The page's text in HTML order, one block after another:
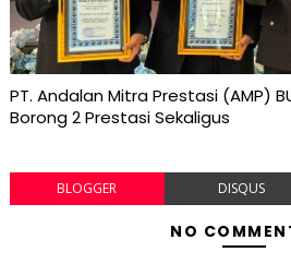
PT. Andalan Mitra Prestasi (AMP)
Borong 2 Prestasi Sekaligus
BLOGGER DISQUS
NO